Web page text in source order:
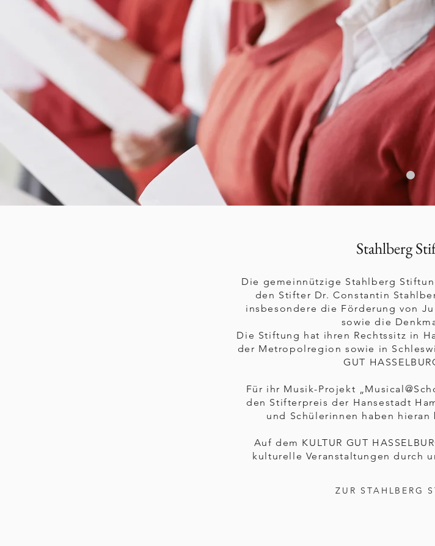
Stahlberg
Die gemeinnützige Stahlberg
den Stifter Dr. Constantin
insbesondere die Förderung von
sowie die
Die Stiftung hat ihren Rechtssitz in
der Metropolregion sowie in
GUT
Für ihr Musik-Projekt
den Stifterpreis der Hansestadt
und Schülerinnen haben
Auf dem KULTUR GUT
kulturelle Veranstaltungen durch
ZUR STAHLBERG